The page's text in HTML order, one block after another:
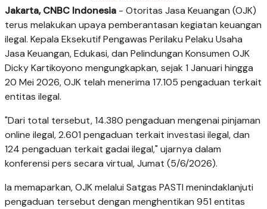
Jakarta, CNBC Indonesia - Otoritas Jasa Keuangan (OJK)
terus melakukan upaya pemberantasan kegiatan keuangan
ilegal. Kepala Eksekutif Pengawas Perilaku Pelaku Usaha
Jasa Keuangan, Edukasi, dan Pelindungan Konsumen OJK
Dicky Kartikoyono mengungkapkan, sejak 1 Januari hingga
20 Mei 2026, OJK telah menerima 17.105 pengaduan terkait
entitas ilegal.
"Dari total tersebut, 14.380 pengaduan mengenai pinjaman
online ilegal, 2.601 pengaduan terkait investasi ilegal, dan
124 pengaduan terkait gadai ilegal," ujarnya dalam
konferensi pers secara virtual, Jumat (5/6/2026).
Ia memaparkan, OJK melalui Satgas PASTI menindaklanjuti
pengaduan tersebut dengan menghentikan 951 entitas